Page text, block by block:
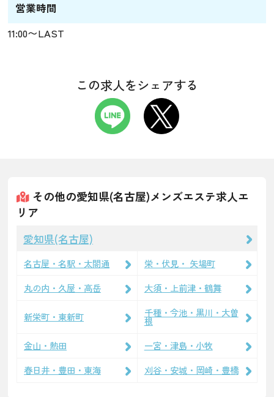
営業時間
11:00〜LAST
この求人をシェアする
その他の愛知県(名古屋)メンズエステ求人エ
リア
愛知県(名古屋)
名古屋・名駅・太閤通
栄・伏見・ 矢場町
丸の内・久屋・高岳
大須・上前津・鶴舞
新栄町・東新町 千種・今池・黒川・大曽
根
金山・熱田
一宮・津島・小牧
春日井・豊田・東海
刈谷・安城・岡崎・豊橋